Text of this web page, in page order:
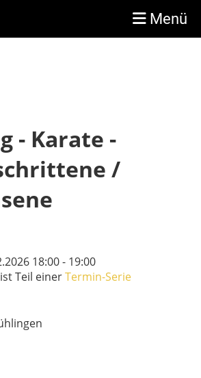
Menü
- Karate -
/
18:00 - 19:00
Teil einerTermin-Serie